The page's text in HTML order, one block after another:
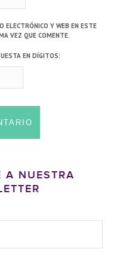
ELECTRÓNICO Y WEB EN ESTE
VEZ QUE COMENTE.
EN DÍGITOS:
A NUESTRA